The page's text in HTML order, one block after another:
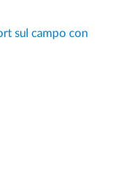
sul campo con